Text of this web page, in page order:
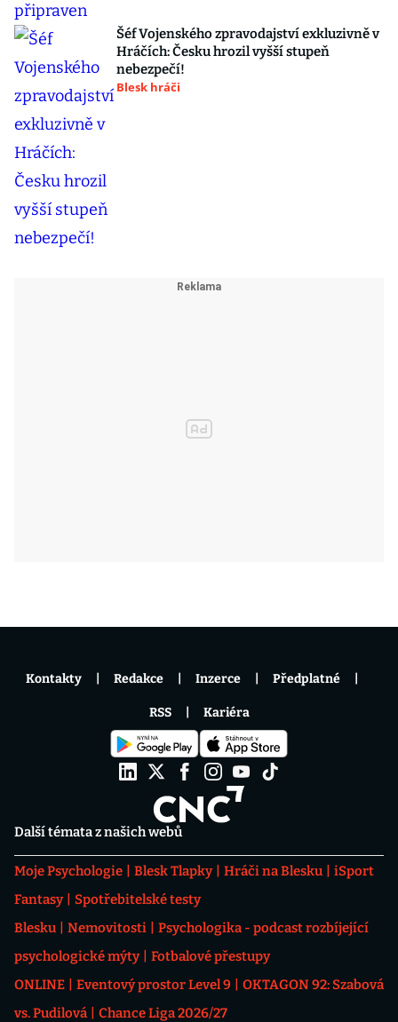
Šéf Vojenského zpravodajství exkluzivně v
Hráčích: Česku hrozil vyšší stupeň
nebezpečí!
Blesk hráči
Další témata z našich webů
Moje Psychologie Blesk Tlapky Hráči na Blesku
iSport
Fantasy
Spotřebitelské testy
Blesku
Nemovitosti
Psychologika - podcast rozbíjející
psychologické mýty
Fotbalové přestupy
ONLINE
Eventový prostor Level 9
OKTAGON 92: Szabová
vs. Pudilová
Chance Liga 2026/27
Kontakty Redakce Inzerce Předplatné
RSS Kariéra